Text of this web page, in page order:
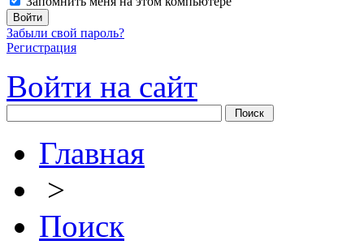
Забыли свой пароль?
Регистрация
Войти на сайт
Главная
>
Поиск